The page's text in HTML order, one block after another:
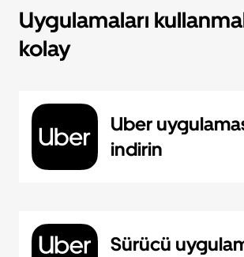
Uygulamaları
kolay
Uber
indirin
Sürücü